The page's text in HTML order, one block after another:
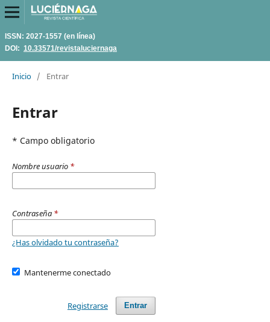
ISSN: 2027-1557 (en línea)
DOI: 10.33571/revistaluciernaga
Inicio / Entrar
Entrar
* Campo obligatorio
Nombre usuario *
Contraseña *
¿Has olvidado tu contraseña?
Mantenerme conectado
Entrar
Registrarse